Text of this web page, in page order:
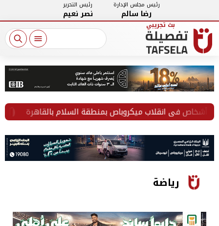
رئيس مجلس الإدارة
رضا سالم
رئيس التحرير
نصر نعيم
رياضة